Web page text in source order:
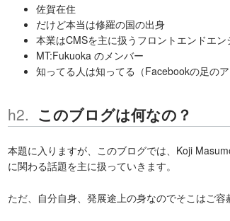
佐賀在住
だけど本当は修羅の国の出身
本業はCMSを主に扱うフロントエンドエン
MT:Fukuoka のメンバー
知ってる人は知ってる（Facebookの足の
このブログは何なの？
本題に入りますが、 このブログでは、Koji
に関わる話題を主に扱っていきます。
ただ、自分自身、発展途上の身なのでそこはご容